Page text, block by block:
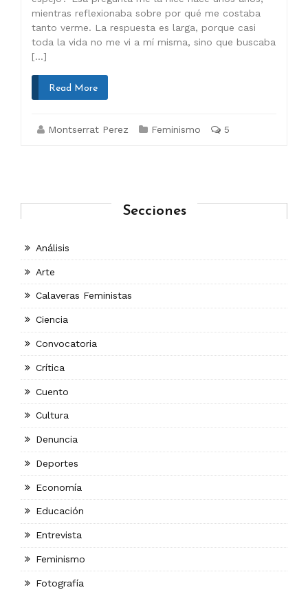
mientras reflexionaba sobre por qué me costaba
tanto verme. La respuesta es larga, porque casi
toda la vida no me vi a mí misma, sino que buscaba
[…]
Read More
Montserrat Perez Feminismo 5
Secciones
Análisis
Arte
Calaveras Feministas
Ciencia
Convocatoria
Crítica
Cuento
Cultura
Denuncia
Deportes
Economía
Educación
Entrevista
Feminismo
Fotografía